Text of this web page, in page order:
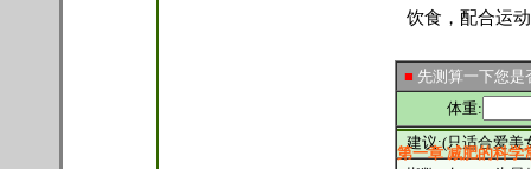
第一章 减肥的科学
饮食，配合运
■ 先测算一下您是
体重:
建议:(只适合爱美